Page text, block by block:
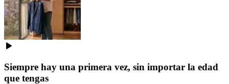
Siempre hay una primera vez, sin importar la edad
que tengas